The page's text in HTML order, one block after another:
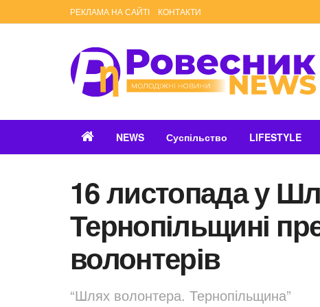
РЕКЛАМА НА САЙТІ КОНТАКТИ
NEWS Суспільство LIFESTYLE
16 листопада у
Тернопільщині
волонтерів
“Шлях волонтера. Тернопільщина”